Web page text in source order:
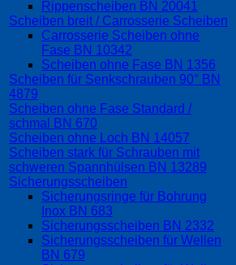
Rippenscheiben BN 20041
Scheiben breit / Carrosserie Scheiben
Carrosserie Scheiben ohne
Fase BN 10342
Scheiben ohne Fase BN 1356
Scheiben für Senkschrauben 90° BN
4879
Scheiben ohne Fase Standard /
schmal BN 670
Scheiben ohne Loch BN 14057
Scheiben stark für Schrauben mit
schweren Spannhülsen BN 13289
Sicherungsscheiben
Sicherungsringe für Bohrung
Inox BN 683
Sicherungsscheiben BN 2332
Sicherungsscheiben für Wellen
BN 679